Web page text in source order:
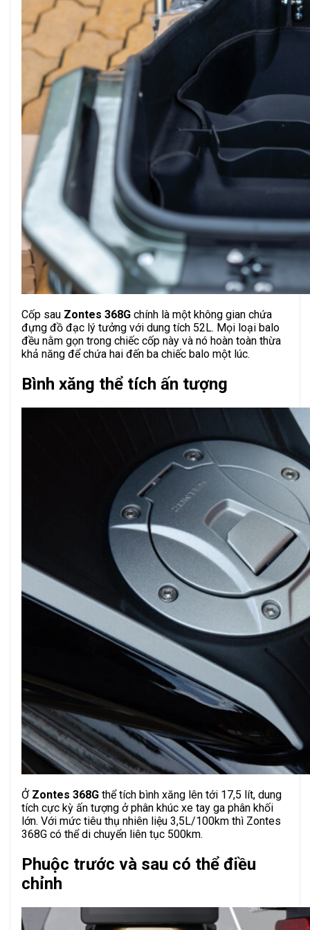
Cốp sau Zontes 368G chính là một không gian chứa
đựng đồ đạc lý tưởng với dung tích 52L. Mọi loại balo
đều nằm gọn trong chiếc cốp này và nó hoàn toàn thừa
khả năng để chứa hai đến ba chiếc balo một lúc.
Bình xăng thể tích ấn tượng
Ở Zontes 368G thể tích bình xăng lên tới 17,5 lít, dung
tích cực kỳ ấn tượng ở phân khúc xe tay ga phân khối
lớn. Với mức tiêu thụ nhiên liệu 3,5L/100km thì Zontes
368G có thể di chuyển liên tục 500km.
Phuộc trước và sau có thể điều
chỉnh